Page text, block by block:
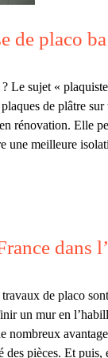
de placo
Le sujet «
de plâtre
rénovation. Elle
une meilleure
dans
de placo
un mur en
nombreux
pièces. Et